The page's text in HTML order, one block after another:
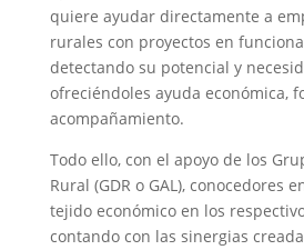
quiere ayudar directamente a
rurales con proyectos en
detectando su potencial y
ofreciéndoles ayuda económica,
acompañamiento.
Todo ello, con el apoyo de los
Rural (GDR o GAL), conocedores
tejido económico en los
contando con las sinergias